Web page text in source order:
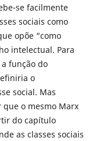
se facilmente
sociais como
opõe “como
intelectual. Para
função do
o
social. Mas
o mesmo Marx
do capítulo
as classes sociais